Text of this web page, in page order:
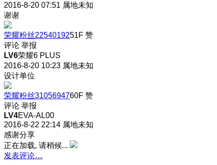
2016-8-20 07:51 属地未知
谢谢
荣耀粉丝2254019251F 赞
评论 举报
LV6荣耀6 PLUS
2016-8-20 10:23 属地未知
设计单位
荣耀粉丝3105694760F 赞
评论 举报
LV4EVA-AL00
2016-8-22 22:14 属地未知
感谢分享
正在加载, 请稍候...
发表评论…